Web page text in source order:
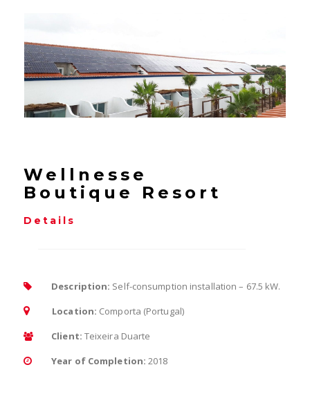
Wellnesse
Boutique Resort
Details
Description: Self-consumption installation – 67.5 kW.
Location: Comporta (Portugal)
Client: Teixeira Duarte
Year of Completion: 2018